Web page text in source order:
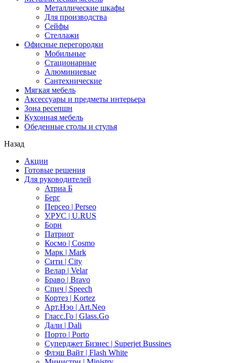
Металлические шкафы
Для производства
Сейфы
Стеллажи
Офисные перегородки
Мобильные
Стационарные
Алюминиевые
Сантехнические
Мягкая мебель
Аксессуары и предметы интерьера
Зона ресепшн
Кухонная мебель
Обеденные столы и стулья
Назад
Акции
Готовые решения
Для руководителей
Атриа Б
Берг
Персео | Perseo
У.РУС | U.RUS
Борн
Патриот
Космо | Cosmo
Марк | Mark
Сити | City
Велар | Velar
Браво | Bravo
Спич | Speech
Кортез | Kortez
Арт.Нэо | Art.Neo
Гласс.Го | Glass.Go
Дали | Dali
Порто | Porto
Суперджет Бизнес | Superjet Bussines
Флэш Вайт | Flash White